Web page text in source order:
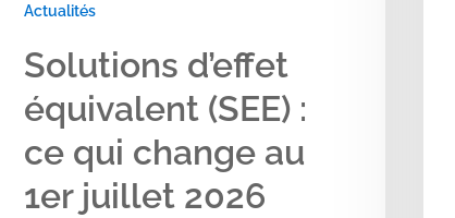
juillet
2026
Actualités
Solutions d’effet
équivalent (SEE) :
ce qui change au
1er juillet 2026